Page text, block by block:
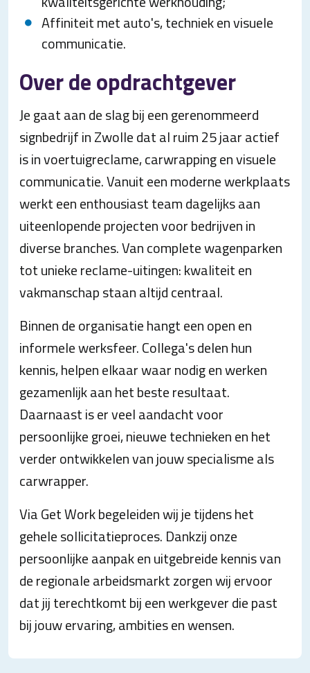
Affiniteit met auto's, techniek en visuele
communicatie.
Over de opdrachtgever
Je gaat aan de slag bij een gerenommeerd
signbedrijf in Zwolle dat al ruim 25 jaar actief
is in voertuigreclame, carwrapping en visuele
communicatie. Vanuit een moderne werkplaats
werkt een enthousiast team dagelijks aan
uiteenlopende projecten voor bedrijven in
diverse branches. Van complete wagenparken
tot unieke reclame-uitingen: kwaliteit en
vakmanschap staan altijd centraal.
Binnen de organisatie hangt een open en
informele werksfeer. Collega's delen hun
kennis, helpen elkaar waar nodig en werken
gezamenlijk aan het beste resultaat.
Daarnaast is er veel aandacht voor
persoonlijke groei, nieuwe technieken en het
verder ontwikkelen van jouw specialisme als
carwrapper.
Via Get Work begeleiden wij je tijdens het
gehele sollicitatieproces. Dankzij onze
persoonlijke aanpak en uitgebreide kennis van
de regionale arbeidsmarkt zorgen wij ervoor
dat jij terechtkomt bij een werkgever die past
bij jouw ervaring, ambities en wensen.